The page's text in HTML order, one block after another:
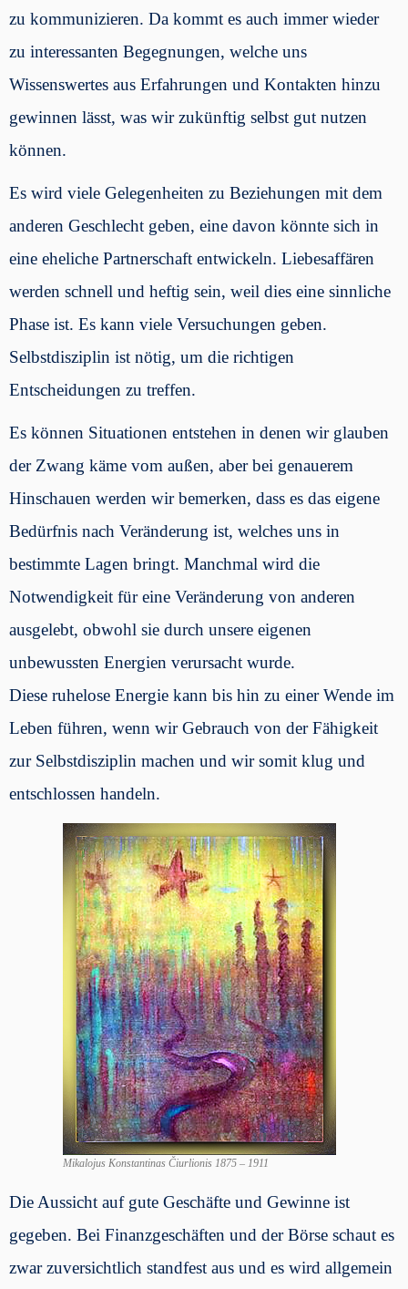
zu kommunizieren. Da kommt es auch immer wieder
zu interessanten Begegnungen, welche uns
Wissenswertes aus Erfahrungen und Kontakten hinzu
gewinnen lässt, was wir zukünftig selbst gut nutzen
können.
Es wird viele Gelegenheiten zu Beziehungen mit dem
anderen Geschlecht geben, eine davon könnte sich in
eine eheliche Partnerschaft entwickeln. Liebesaffären
werden schnell und heftig sein, weil dies eine sinnliche
Phase ist. Es kann viele Versuchungen geben.
Selbstdisziplin ist nötig, um die richtigen
Entscheidungen zu treffen.
Es können Situationen entstehen in denen wir glauben
der Zwang käme vom außen, aber bei genauerem
Hinschauen werden wir bemerken, dass es das eigene
Bedürfnis nach Veränderung ist, welches uns in
bestimmte Lagen bringt. Manchmal wird die
Notwendigkeit für eine Veränderung von anderen
ausgelebt, obwohl sie durch unsere eigenen
unbewussten Energien verursacht wurde.
Diese ruhelose Energie kann bis hin zu einer Wende im
Leben führen, wenn wir Gebrauch von der Fähigkeit
zur Selbstdisziplin machen und wir somit klug und
entschlossen handeln.
Mikalojus Konstantinas Čiurlionis 1875 – 1911
Die Aussicht auf gute Geschäfte und Gewinne ist
gegeben. Bei Finanzgeschäften und der Börse schaut es
zwar zuversichtlich standfest aus und es wird allgemein